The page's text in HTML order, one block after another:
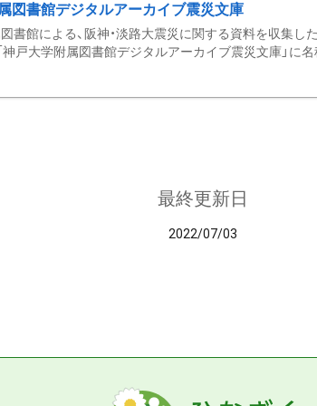
図書館デジタルアーカイブ震災文庫
書館による、阪神・淡路大震災に関する資料を収集し
神戸大学附属図書館デジタルアーカイブ震災文庫」に名
最終更新日
2022/07/03